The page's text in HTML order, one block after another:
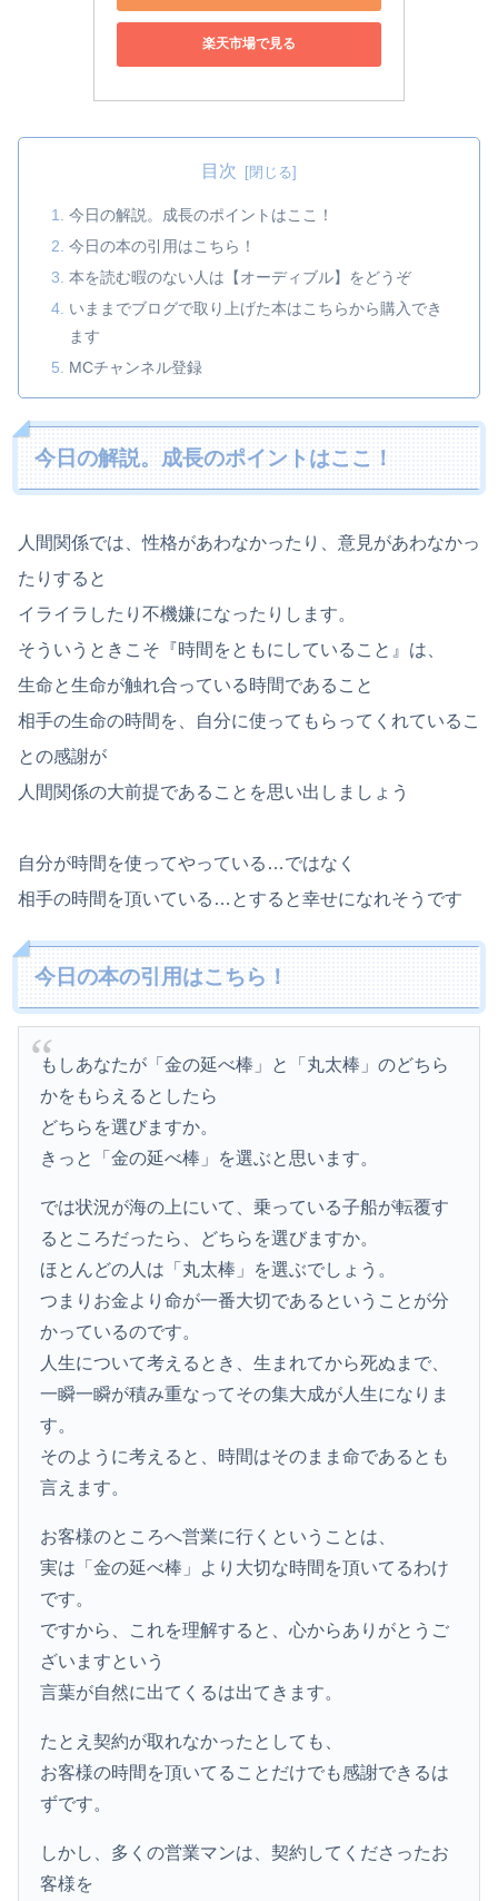
楽天市場で見る
目次
今日の解説。成長のポイントはここ！
今日の本の引用はこちら！
本を読む暇のない人は【オーディブル】をどうぞ
いままでブログで取り上げた本はこちらから購入でき
ます
MCチャンネル登録
今日の解説。成長のポイントはここ！
人間関係では、性格があわなかったり、意見があわなかっ
たりすると
イライラしたり不機嫌になったりします。
そういうときこそ『時間をともにしていること』は、
生命と生命が触れ合っている時間であること
相手の生命の時間を、自分に使ってもらってくれているこ
との感謝が
人間関係の大前提であることを思い出しましょう
自分が時間を使ってやっている…ではなく
相手の時間を頂いている…とすると幸せになれそうです
今日の本の引用はこちら！
もしあなたが「金の延べ棒」と「丸太棒」のどちら
かをもらえるとしたら
どちらを選びますか。
きっと「金の延べ棒」を選ぶと思います。
では状況が海の上にいて、乗っている子船が転覆す
るところだったら、どちらを選びますか。
ほとんどの人は「丸太棒」を選ぶでしょう。
つまりお金より命が一番大切であるということが分
かっているのです。
人生について考えるとき、生まれてから死ぬまで、
一瞬一瞬が積み重なってその集大成が人生になりま
す。
そのように考えると、時間はそのまま命であるとも
言えます。
お客様のところへ営業に行くということは、
実は「金の延べ棒」より大切な時間を頂いてるわけ
です。
ですから、これを理解すると、心からありがとうご
ざいますという
言葉が自然に出てくるは出てきます。
たとえ契約が取れなかったとしても、
お客様の時間を頂いてることだけでも感謝できるは
ずです。
しかし、多くの営業マンは、契約してくださったお
客様を